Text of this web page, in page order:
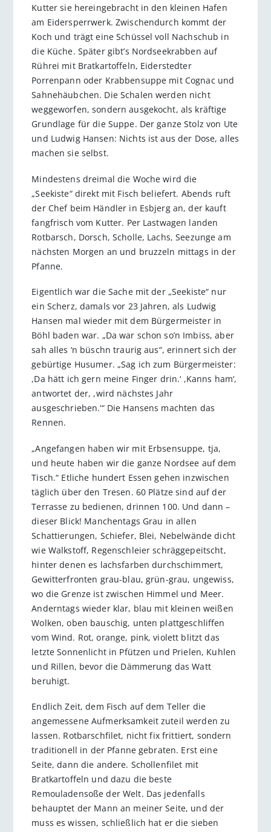
Kutter sie hereingebracht in den kleinen Hafen
am Eidersperrwerk. Zwischendurch kommt der
Koch und trägt eine Schüssel voll Nachschub in
die Küche. Später gibt’s Nordseekrabben auf
Rührei mit Bratkartoffeln, Eiderstedter
Porrenpann oder Krabbensuppe mit Cognac und
Sahnehäubchen. Die Schalen werden nicht
weggeworfen, sondern ausgekocht, als kräftige
Grundlage für die Suppe. Der ganze Stolz von Ute
und Ludwig Hansen: Nichts ist aus der Dose, alles
machen sie selbst.
Mindestens dreimal die Woche wird die
„Seekiste“ direkt mit Fisch beliefert. Abends ruft
der Chef beim Händler in Esbjerg an, der kauft
fangfrisch vom Kutter. Per Lastwagen landen
Rotbarsch, Dorsch, Scholle, Lachs, Seezunge am
nächsten Morgen an und bruzzeln mittags in der
Pfanne.
Eigentlich war die Sache mit der „Seekiste“ nur
ein Scherz, damals vor 23 Jahren, als Ludwig
Hansen mal wieder mit dem Bürgermeister in
Böhl baden war. „Da war schon so’n Imbiss, aber
sah alles ‘n büschn traurig aus“, erinnert sich der
gebürtige Husumer. „Sag ich zum Bürgermeister:
,Da hätt ich gern meine Finger drin.‘ ,Kanns ham‘,
antwortet der, ,wird nächstes Jahr
ausgeschrieben.‘“ Die Hansens machten das
Rennen.
„Angefangen haben wir mit Erbsensuppe, tja,
und heute haben wir die ganze Nordsee auf dem
Tisch.“ Etliche hundert Essen gehen inzwischen
täglich über den Tresen. 60 Plätze sind auf der
Terrasse zu bedienen, drinnen 100. Und dann –
dieser Blick! Manchentags Grau in allen
Schattierungen, Schiefer, Blei, Nebelwände dicht
wie Walkstoff, Regenschleier schräggepeitscht,
hinter denen es lachsfarben durchschimmert,
Gewitterfronten grau-blau, grün-grau, ungewiss,
wo die Grenze ist zwischen Himmel und Meer.
Anderntags wieder klar, blau mit kleinen weißen
Wolken, oben bauschig, unten plattgeschliffen
vom Wind. Rot, orange, pink, violett blitzt das
letzte Sonnenlicht in Pfützen und Prielen, Kuhlen
und Rillen, bevor die Dämmerung das Watt
beruhigt.
Endlich Zeit, dem Fisch auf dem Teller die
angemessene Aufmerksamkeit zuteil werden zu
lassen. Rotbarschfilet, nicht fix frittiert, sondern
traditionell in der Pfanne gebraten. Erst eine
Seite, dann die andere. Schollenfilet mit
Bratkartoffeln und dazu die beste
Remouladensoße der Welt. Das jedenfalls
behauptet der Mann an meiner Seite, und der
muss es wissen, schließlich hat er die sieben